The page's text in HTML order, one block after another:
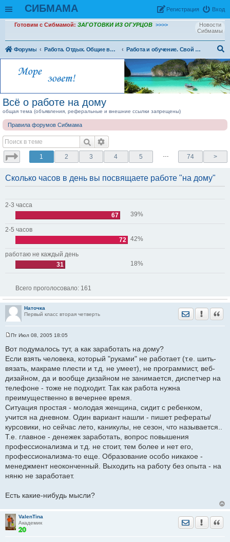
СИБМАМА Вход
Рeгиcтpaция
Новости
Сибмамы
Готовим с Сибмамой: ЗАГОТОВКИ ИЗ ОГУРЦОВ >>>>
Форумы Работа. Отдых. Общие вопросы
Работа и обучение. Свой бизнес. Для взрослых
ои
ск
Всё о работе на дому
общая тема (объявления, реферальные и внешние ссылки запрещены)
Правила форумов Сибмама
1 2 3 4 5 … 74 >
Сколько часов в день вы посвящаете работе "на дому"
2-3 часса
67
39%
2-5 часов
72 42%
работаю не каждый день
31
18%
Всего проголосовало: 161
Наточка
Первый класс вторая четверть
Отправить
о
б
е
н
е
Пт Июл 08, 2005 18:05
Вот подумалось тут, а как заработать на дому?
Если взять человека, который "руками" не работает (т.е. шить-
вязать, макраме плести и т.д. не умеет), не программист, веб-
дизайном, да и вообще дизайном не занимается, диспетчер на
телефоне - тоже не подходит. Так как работа нужна
преимущественно в вечернее время.
Ситуация простая - молодая женщина, сидит с ребенком,
учится на дневном. Один вариант нашли - пишет рефераты/
курсовики, но сейчас лето, каникулы, не сезон, что называется..
Т.е. главное - денежек заработать, вопрос повышения
профессионализма и т.д. не стоит, тем более и нет его,
профессионализма-то еще. Образование особо никакое -
менеджмент неоконченный. Выходить на работу без опыта - на
няню не заработает.
Есть какие-нибудь мысли?
ValenTina
Академик
Отправить